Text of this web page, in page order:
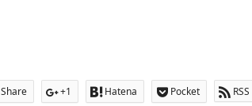
Share +1 Hatena Pocket RSS